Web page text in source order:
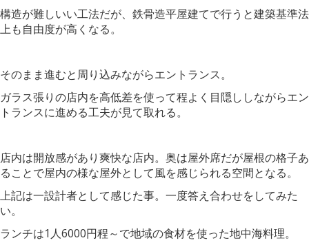
構造が難しいい工法だが、鉄骨造平屋建てで行うと建築基準法
上も自由度が高くなる。
そのまま進むと周り込みながらエントランス。
ガラス張りの店内を高低差を使って程よく目隠ししながらエン
トランスに進める工夫が見て取れる。
店内は開放感があり爽快な店内。奥は屋外席だが屋根の格子あ
ることで屋内の様な屋外として風を感じられる空間となる。
上記は一設計者として感じた事。一度答え合わせをしてみた
い。
ランチは1人6000円程～で地域の食材を使った地中海料理。